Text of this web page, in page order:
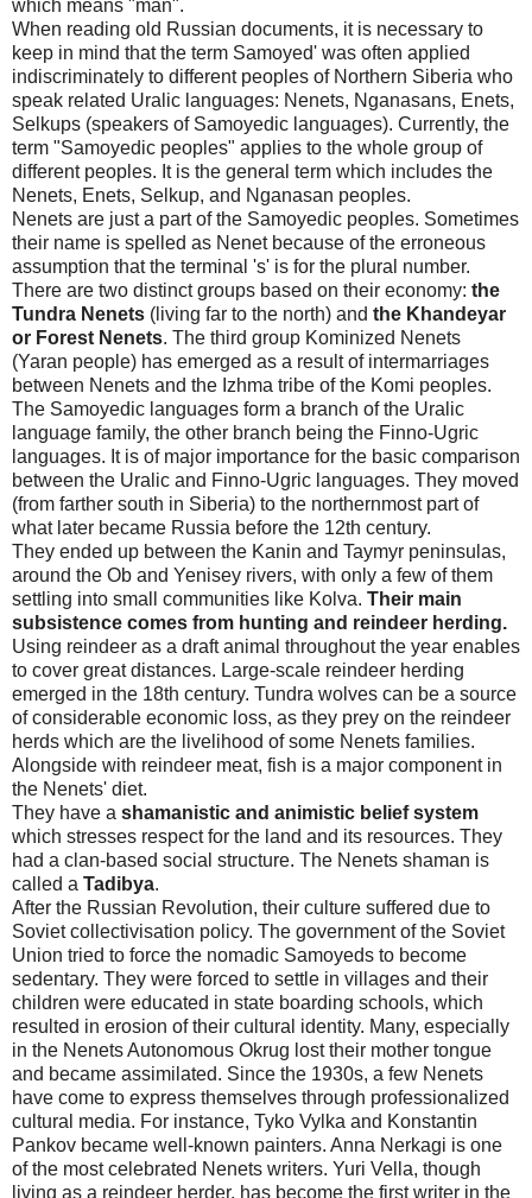
which means "man".
When reading old Russian documents, it is necessary to
keep in mind that the term Samoyed' was often applied
indiscriminately to different peoples of Northern Siberia who
speak related Uralic languages: Nenets, Nganasans, Enets,
Selkups (speakers of Samoyedic languages). Currently, the
term "Samoyedic peoples" applies to the whole group of
different peoples. It is the general term which includes the
Nenets, Enets, Selkup, and Nganasan peoples.
Nenets are just a part of the Samoyedic peoples. Sometimes
their name is spelled as Nenet because of the erroneous
assumption that the terminal 's' is for the plural number.
There are two distinct groups based on their economy: the
Tundra Nenets (living far to the north) and the Khandeyar
or Forest Nenets. The third group Kominized Nenets
(Yaran people) has emerged as a result of intermarriages
between Nenets and the Izhma tribe of the Komi peoples.
The Samoyedic languages form a branch of the Uralic
language family, the other branch being the Finno-Ugric
languages. It is of major importance for the basic comparison
between the Uralic and Finno-Ugric languages. They moved
(from farther south in Siberia) to the northernmost part of
what later became Russia before the 12th century.
They ended up between the Kanin and Taymyr peninsulas,
around the Ob and Yenisey rivers, with only a few of them
settling into small communities like Kolva. Their main
subsistence comes from hunting and reindeer herding.
Using reindeer as a draft animal throughout the year enables
to cover great distances. Large-scale reindeer herding
emerged in the 18th century. Tundra wolves can be a source
of considerable economic loss, as they prey on the reindeer
herds which are the livelihood of some Nenets families.
Alongside with reindeer meat, fish is a major component in
the Nenets' diet.
They have a shamanistic and animistic belief system
which stresses respect for the land and its resources. They
had a clan-based social structure. The Nenets shaman is
called a Tadibya.
After the Russian Revolution, their culture suffered due to
Soviet collectivisation policy. The government of the Soviet
Union tried to force the nomadic Samoyeds to become
sedentary. They were forced to settle in villages and their
children were educated in state boarding schools, which
resulted in erosion of their cultural identity. Many, especially
in the Nenets Autonomous Okrug lost their mother tongue
and became assimilated. Since the 1930s, a few Nenets
have come to express themselves through professionalized
cultural media. For instance, Tyko Vylka and Konstantin
Pankov became well-known painters. Anna Nerkagi is one
of the most celebrated Nenets writers. Yuri Vella, though
living as a reindeer herder, has become the first writer in the